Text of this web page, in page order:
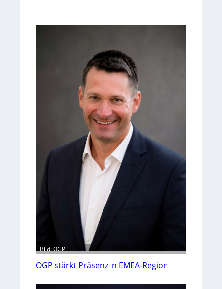
Bild: OGP
OGP stärkt Präsenz in EMEA-Region